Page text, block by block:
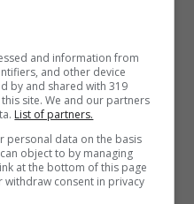
and information from
and other device
by and shared with 319
site. We and our partners
List of partners.
personal data on the basis
object to by managing
at the bottom of this page
withdraw consent in privacy